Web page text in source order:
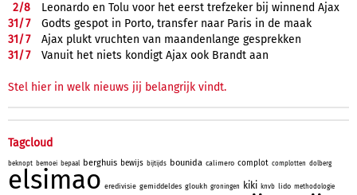
2/8
Leonardo en Tolu voor het eerst trefzeker bij winnend Ajax
31/7
Godts gespot in Porto, transfer naar Paris in de maak
31/7
Ajax plukt vruchten van maandenlange gesprekken
31/7 Vanuit het niets kondigt Ajax ook Brandt aan
Stel hier in welk nieuws jij belangrijk vindt.
Tagcloud
beknopt bemoei bepaal berghuis bewijs bijtijds bounida calimero complot complotten dolberg
elsimao eredivisie gemiddeldes gloukh groningen kiki knvb lido methodologie